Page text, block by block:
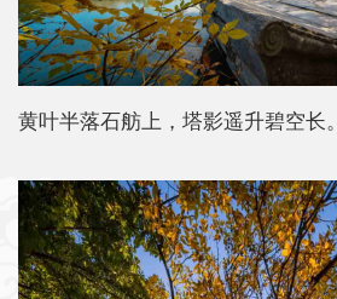
黄叶半落石舫上，塔影遥升碧空长。